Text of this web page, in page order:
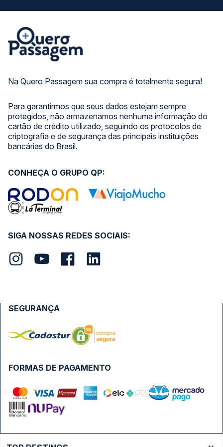
Na Quero Passagem sua compra é totalmente segura!
Para garantirmos que seus dados estejam sempre
protegidos, não armazenamos nenhuma informação do
cartão de crédito utilizado, seguindo os protocolos de
criptografia e de segurança das principais instituições
bancárias do Brasil.
SIGA NOSSAS REDES SOCIAIS:
CONHEÇA O GRUPO QP:
FORMAS DE PAGAMENTO
SEGURANÇA